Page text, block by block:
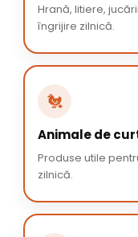
Hrană, litiere,
îngrijire zilnică.
🐔
Animale de
Produse utile
zilnică.